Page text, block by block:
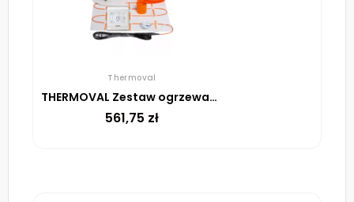
Thermoval
THERMOVAL Zestaw ogrzewania podłogowego – mata TV TO 2,5m² 170W/m² regulator TT 16 biały
561,75 zł